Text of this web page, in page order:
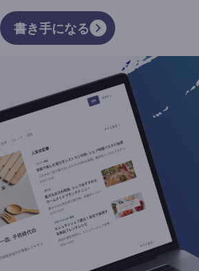
書き手になる